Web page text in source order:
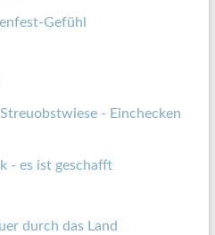
Gefühl
- Einchecken
- es ist geschafft
durch das Land